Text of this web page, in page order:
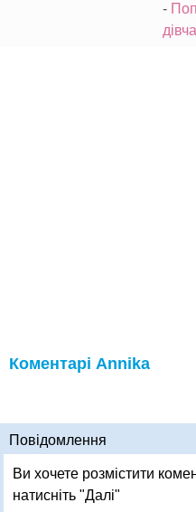
-
Коментарі Annika
Повідомлення
Ви хочете розмістити
натисніть "Далі"